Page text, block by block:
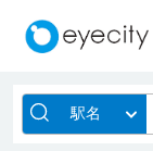
駅名